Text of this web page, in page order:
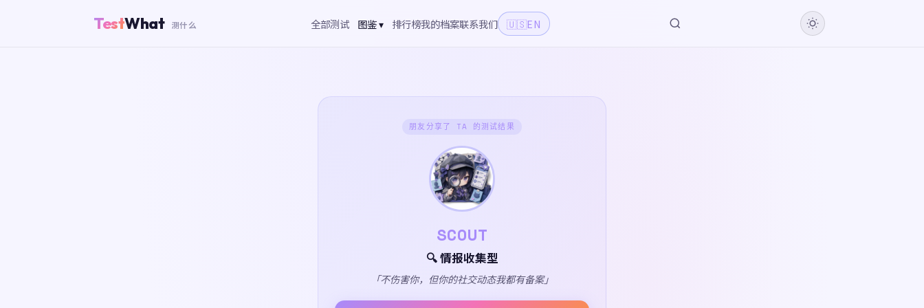
TestWhat 测什么 全部测试 图鉴 ▾ 排行榜我的档案联系我们 🇺🇸EN
朋友分享了 TA 的测试结果
SCOUT
🔍 情报收集型
「不伤害你，但你的社交动态我都有备案」